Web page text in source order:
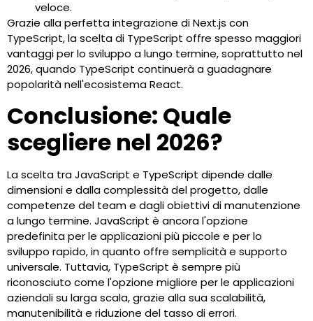
veloce.
Grazie alla perfetta integrazione di Next.js con
TypeScript, la scelta di TypeScript offre spesso maggiori
vantaggi per lo sviluppo a lungo termine, soprattutto nel
2026, quando TypeScript continuerà a guadagnare
popolarità nell'ecosistema React.
Conclusione: Quale
scegliere nel 2026?
La scelta tra JavaScript e TypeScript dipende dalle
dimensioni e dalla complessità del progetto, dalle
competenze del team e dagli obiettivi di manutenzione
a lungo termine. JavaScript è ancora l'opzione
predefinita per le applicazioni più piccole e per lo
sviluppo rapido, in quanto offre semplicità e supporto
universale. Tuttavia, TypeScript è sempre più
riconosciuto come l'opzione migliore per le applicazioni
aziendali su larga scala, grazie alla sua scalabilità,
manutenibilità e riduzione del tasso di errori.